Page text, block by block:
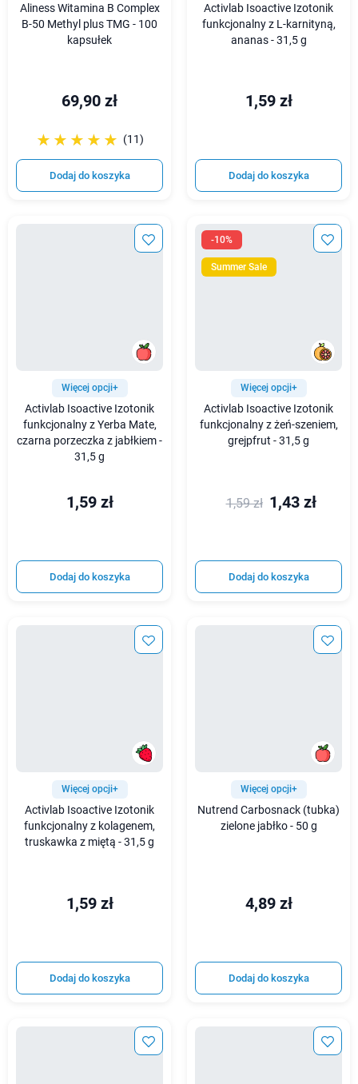
Aliness Witamina B Complex
B-50 Methyl plus TMG - 100
kapsułek
69,90 zł
☆☆☆☆☆
★★★★★ (11)
Dodaj do koszyka
Activlab Isoactive Izotonik
funkcjonalny z L-karnityną,
ananas - 31,5 g
1,59 zł
Dodaj do koszyka
Więcej opcji+
Activlab Isoactive Izotonik
funkcjonalny z Yerba Mate,
czarna porzeczka z jabłkiem -
31,5 g
1,59 zł
Dodaj do koszyka
-10%
Summer Sale
Więcej opcji+
Activlab Isoactive Izotonik
funkcjonalny z żeń-szeniem,
grejpfrut - 31,5 g
1,59 zł 1,43 zł
Dodaj do koszyka
Więcej opcji+
Activlab Isoactive Izotonik
funkcjonalny z kolagenem,
truskawka z miętą - 31,5 g
1,59 zł
Dodaj do koszyka
Więcej opcji+
Nutrend Carbosnack (tubka)
zielone jabłko - 50 g
4,89 zł
Dodaj do koszyka